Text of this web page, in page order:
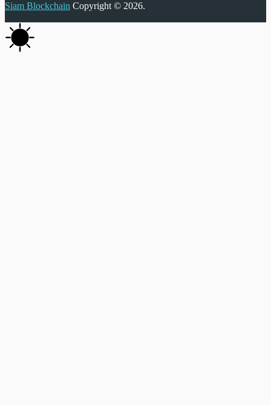
Siam Blockchain Copyright © 2026.